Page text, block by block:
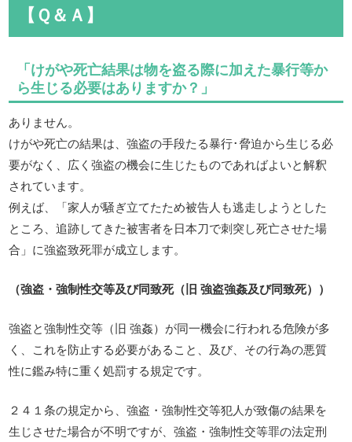
【Ｑ＆Ａ】
「けがや死亡結果は物を盗る際に加えた暴行等か
ら生じる必要はありますか？」
ありません。
けがや死亡の結果は、強盗の手段たる暴行･脅迫から生じる必
要がなく、広く強盗の機会に生じたものであればよいと解釈
されています。
例えば、「家人が騒ぎ立てたため被告人も逃走しようとした
ところ、追跡してきた被害者を日本刀で刺突し死亡させた場
合」に強盗致死罪が成立します。
（強盗・強制性交等及び同致死（旧 強盗強姦及び同致死））
強盗と強制性交等（旧 強姦）が同一機会に行われる危険が多
く、これを防止する必要があること、及び、その行為の悪質
性に鑑み特に重く処罰する規定です。
２４１条の規定から、強盗・強制性交等犯人が致傷の結果を
生じさせた場合が不明ですが、強盗・強制性交等罪の法定刑